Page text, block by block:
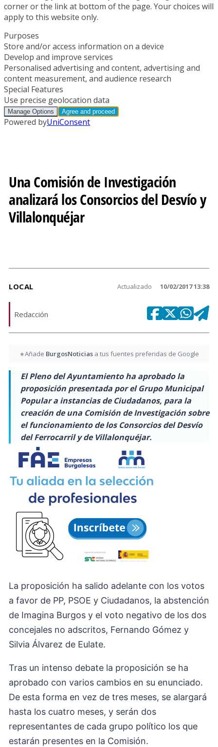
Una Comisión de Investigación
analizará los Consorcios del Desvío y
Villalonquéjar
LOCAL Actualizado 10/02/2017 13:38
Redacción
★Añade BurgosNoticiasa tus fuentes preferidas de Google
El Pleno del Ayuntamiento ha aprobado la
proposición presentada por el Grupo Municipal
Popular a instancias de Ciudadanos, para la
creación de una Comisión de Investigación sobre
el funcionamiento de los Consorcios del Desvío
del Ferrocarril y de Villalonquéjar.
La proposición ha salido adelante con los votos
a favor de PP, PSOE y Ciudadanos, la abstención
de Imagina Burgos y el voto negativo de los dos
concejales no adscritos, Fernando Gómez y
Silvia Álvarez de Eulate.
Tras un intenso debate la proposición se ha
aprobado con varios cambios en su enunciado.
De esta forma en vez de tres meses, se alargará
hasta los cuatro meses, y serán dos
representantes de cada grupo político los que
estarán presentes en la Comisión.